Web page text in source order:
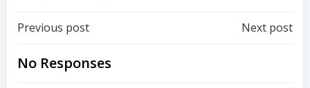
Post
navigation
Previous post Next post
No Responses